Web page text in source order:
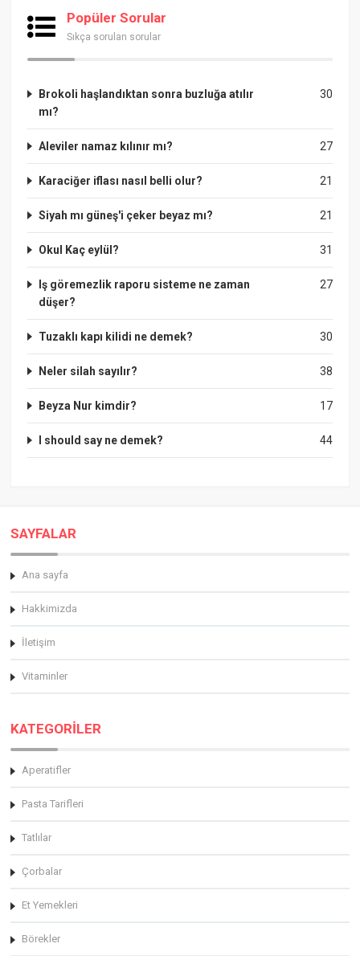
Popüler Sorular
Sıkça sorulan sorular
30
Brokoli haşlandıktan sonra buzluğa atılır
mı?
27
Aleviler namaz kılınır mı?
21
Karaciğer iflası nasıl belli olur?
21
Siyah mı güneş'i çeker beyaz mı?
31
Okul Kaç eylül?
27
Iş göremezlik raporu sisteme ne zaman
düşer?
30
Tuzaklı kapı kilidi ne demek?
38
Neler silah sayılır?
17
Beyza Nur kimdir?
44
I should say ne demek?
SAYFALAR
Ana sayfa
Hakkimizda
İletişim
Vitaminler
KATEGORİLER
Aperatifler
Pasta Tarifleri
Tatlılar
Çorbalar
Et Yemekleri
Börekler